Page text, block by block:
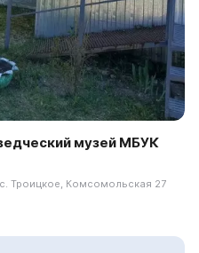
музей МБУК
Троицкое, Комсомольская 27